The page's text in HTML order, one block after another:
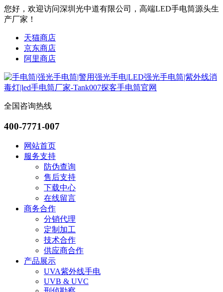
您好，欢迎访问深圳光中道有限公司，高端LED手电筒源头生
产厂家！
天猫商店
京东商店
阿里商店
全国咨询热线
400-7771-007
网站首页
服务支持
防伪查询
售后支持
下载中心
在线留言
商务合作
分销代理
定制加工
技术合作
供应商合作
产品展示
UVA紫外线手电
UVB & UVC